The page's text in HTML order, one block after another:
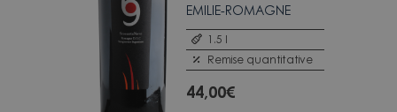
EMILIE-ROMAGNE
1.5 l
Remise quantitative
44,00€